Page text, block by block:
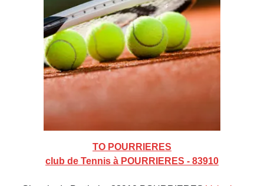
TO POURRIERES
club de Tennis à POURRIERES - 83910